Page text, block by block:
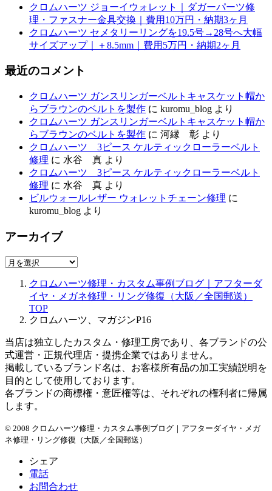
クロムハーツ ジョーイウォレット｜ダガーパーツ修
理・ファスナー金具交換｜費用10万円・納期3ヶ月
クロムハーツ セメタリーリングを19.5号→28号へ大幅
サイズアップ｜＋8.5mm｜費用5万円・納期2ヶ月
最近のコメント
クロムハーツ ガンスリンガーベルトキャスケット帽か
らブラウンのベルトを製作 に kuromu_blog より
クロムハーツ ガンスリンガーベルトキャスケット帽か
らブラウンのベルトを製作 に 河縁 彰 より
クロムハーツ 3ピース ケルティックローラーベルト
修理 に 水谷 真 より
クロムハーツ 3ピース ケルティックローラーベルト
修理 に 水谷 真 より
ビルウォールレザー ウォレットチェーン修理 に
kuromu_blog より
アーカイブ
ア
クロムハーツ修理・カスタム事例ブログ｜アフターダ
イヤ・メガネ修理・リング修復（大阪／全国郵送）
TOP
クロムハーツ、マガジンP16
当店は独立したカスタム・修理工房であり、各ブランドの公
式運営・正規代理店・提携企業ではありません。
掲載しているブランド名は、お客様所有品の加工実績説明を
目的として使用しております。
各ブランドの商標権・意匠権等は、それぞれの権利者に帰属
します。
© 2008 クロムハーツ修理・カスタム事例ブログ｜アフターダイヤ・メガ
ネ修理・リング修復（大阪／全国郵送）
シェア
電話
お問合わせ